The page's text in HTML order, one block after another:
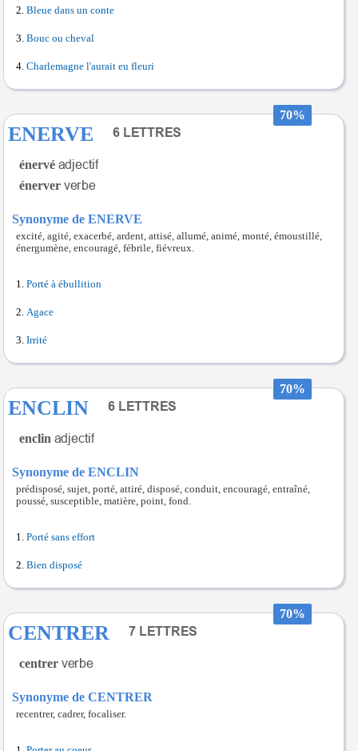
Bleue dans un conte
Bouc ou cheval
Charlemagne l'aurait eu fleuri
70%
ENERVE
énervé
énerver
Synonyme de ENERVE
excité, agité, exacerbé, ardent, attisé, allumé, animé, monté, émoustillé,
énergumène, encouragé, fébrile, fiévreux.
Porté à ébullition
Agace
Irrité
70%
ENCLIN
enclin
Synonyme de ENCLIN
prédisposé, sujet, porté, attiré, disposé, conduit, encouragé, entraîné,
poussé, susceptible, matière, point, fond.
Porté sans effort
Bien disposé
70%
CENTRER
centrer
Synonyme de CENTRER
recentrer, cadrer, focaliser.